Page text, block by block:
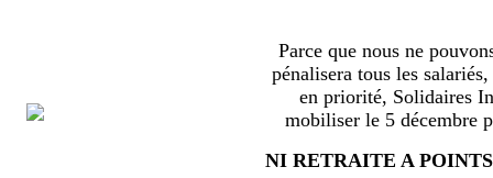
Parce que nous ne
pénalisera tous les
en priorité, Solidaires
mobiliser le 5 décembre
NI RETRAITE A